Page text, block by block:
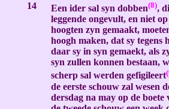
14
Een ider sal syn dobben(8),
leggende ongevult, en niet
hoogten zyn gemaakt,
hoogh maken, dat sy tegens
daar sy in syn gemaekt, als
syn zullen konnen bestaan,
scherp sal werden gefigileert
de eerste schouw zal wesen
dersdag na may op de boete